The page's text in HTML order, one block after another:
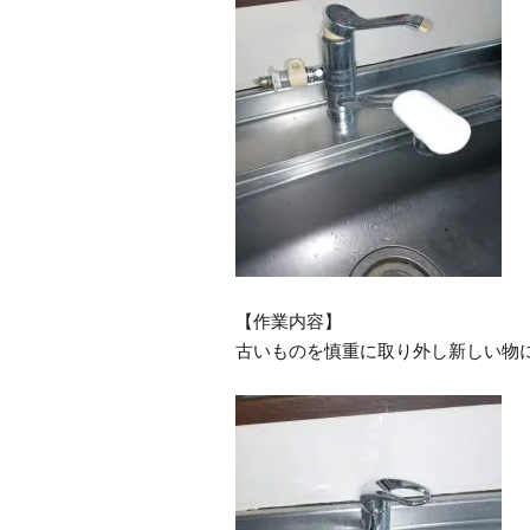
【作業内容】
古いものを慎重に取り外し新しい物